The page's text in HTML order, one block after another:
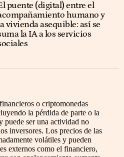
puente (digital) entre el
humano y
vivienda asequible: así se
la IA a los servicios
o criptomonedas
la pérdida de parte o la
puede ser una actividad no
inversores. Los precios de las
volátiles y pueden
externos como el financiero,